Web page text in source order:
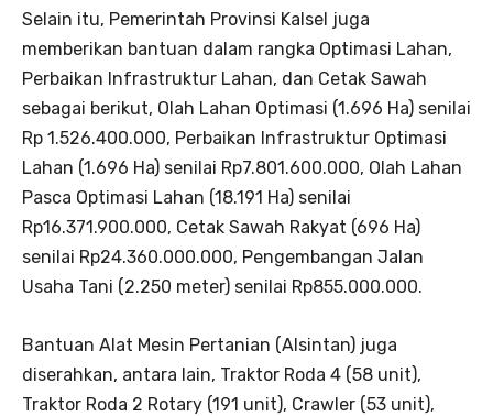
Selain itu, Pemerintah Provinsi Kalsel juga
memberikan bantuan dalam rangka Optimasi Lahan,
Perbaikan Infrastruktur Lahan, dan Cetak Sawah
sebagai berikut, Olah Lahan Optimasi (1.696 Ha) senilai
Rp 1.526.400.000, Perbaikan Infrastruktur Optimasi
Lahan (1.696 Ha) senilai Rp7.801.600.000, Olah Lahan
Pasca Optimasi Lahan (18.191 Ha) senilai
Rp16.371.900.000, Cetak Sawah Rakyat (696 Ha)
senilai Rp24.360.000.000, Pengembangan Jalan
Usaha Tani (2.250 meter) senilai Rp855.000.000.
Bantuan Alat Mesin Pertanian (Alsintan) juga
diserahkan, antara lain, Traktor Roda 4 (58 unit),
Traktor Roda 2 Rotary (191 unit), Crawler (53 unit),